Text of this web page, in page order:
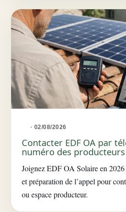
· 02/08/2026
Contacter EDF OA par
numéro des
Joignez EDF OA Solaire en
et préparation de l’appel pour
ou espace producteur.